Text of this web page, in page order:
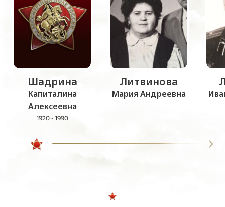
Шадрина
Капиталина
Алексеевна
1920 - 1990
Литвинова
Мария Андреевна